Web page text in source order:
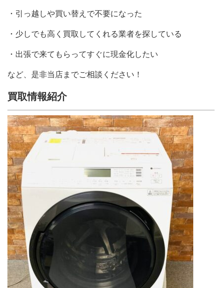
・引っ越しや買い替えで不要になった
・少しでも高く買取してくれる業者を探している
・出張で来てもらってすぐに現金化したい
など、是非当店までご相談ください！
買取情報紹介